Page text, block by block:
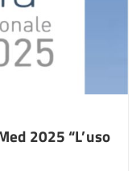
2025 “L’uso